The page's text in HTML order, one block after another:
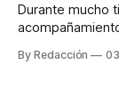
Durante mucho
artesanal,
By Redacción